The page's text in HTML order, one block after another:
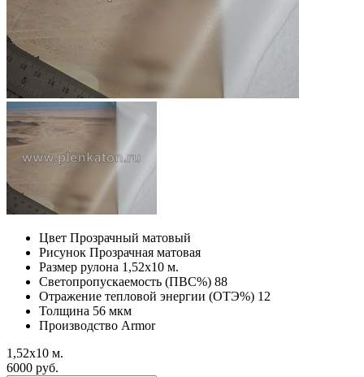
Цвет Прозрачный матовый
Рисунок Прозрачная матовая
Размер рулона 1,52х10 м.
Светопропускаемость (ПВС%) 88
Отражение тепловой энергии (ОТЭ%) 12
Толщина 56 мкм
Производство Armor
1,52х10 м.
6000 руб.